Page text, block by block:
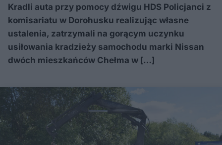
Kradli auta przy pomocy dźwigu HDS Policjanci z
komisariatu w Dorohusku realizując własne
ustalenia, zatrzymali na gorącym uczynku
usiłowania kradzieży samochodu marki Nissan
dwóch mieszkańców Chełma w […]